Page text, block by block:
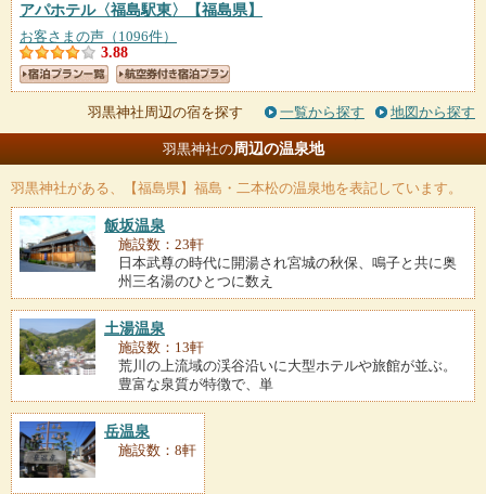
アパホテル〈福島駅東〉 【福島県】
お客さまの声（1096件）
3.88
羽黒神社周辺の宿を探す 一覧から探す 地図から探す
羽黒神社の周辺の温泉地
羽黒神社がある、【福島県】福島・二本松の温泉地を表記しています。
飯坂温泉
施設数：23軒
日本武尊の時代に開湯され宮城の秋保、鳴子と共に奥
州三名湯のひとつに数え
土湯温泉
施設数：13軒
荒川の上流域の渓谷沿いに大型ホテルや旅館が並ぶ。
豊富な泉質が特徴で、単
岳温泉
施設数：8軒